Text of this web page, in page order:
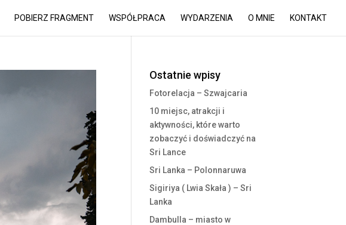
POBIERZ FRAGMENT WSPÓŁPRACA WYDARZENIA O MNIE KONTAKT
Ostatnie wpisy
Fotorelacja – Szwajcaria
10 miejsc, atrakcji i
aktywności, które warto
zobaczyć i doświadczyć na
Sri Lance
Sri Lanka – Polonnaruwa
Sigiriya ( Lwia Skała ) – Sri
Lanka
Dambulla – miasto w